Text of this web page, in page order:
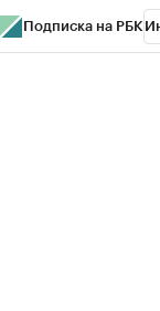
Подписка на РБК